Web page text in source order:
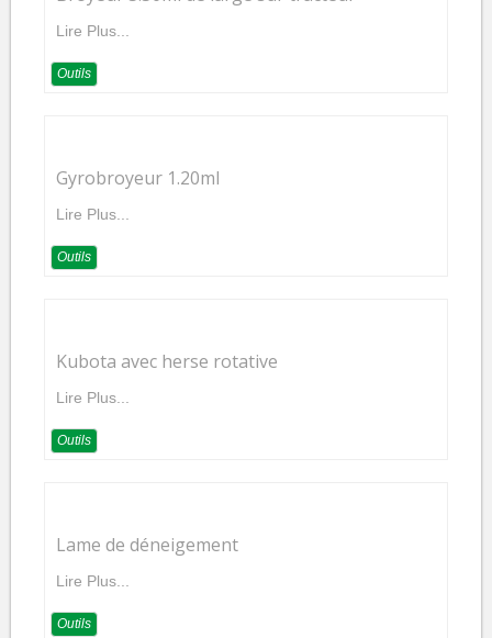
Lire Plus...
Outils
Gyrobroyeur 1.20ml
Lire Plus...
Outils
Kubota avec herse rotative
Lire Plus...
Outils
Lame de déneigement
Lire Plus...
Outils